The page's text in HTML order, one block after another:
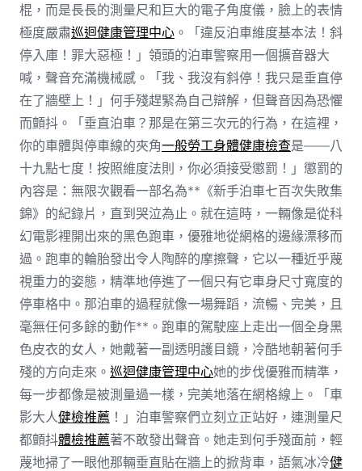
棍，而是長長的測量尺和巨大的電子角度儀，臉上的表情
極度嚴肅巡迴健康管理中心。「違反泊車維度基本法！斜
停入庫！罪大惡極！」領頭的泊車警察用一個擴音器大
喊，聲音充滿機械感。「我、我沒有斜停！我只是垂直停
在了牆壁上！」何手殘趕緊為自己辯解，但聲音因為恐懼
而顫抖。「垂直泊車？那是在第三次元的行為，在這裡，
你的車體與停車線的夾角一般勞工身體健康檢查是——八
十九點七度！按照維度法則，你必須接受懲罰！」懲罰的
內容是：無限次觀看一部名為**《新手泊車七百次失敗集
錦》的紀錄片，直到哭泣為止。就在這時，一輛像是從科
幻電影裡開出來的黑色跑車，優雅地從網格的邊緣漂移而
過。跑車的輪胎發出令人陶醉的摩擦聲，它以一種近乎蔑
視重力的姿態，精準地停進了一個只有它車身尺寸寬度的
停車格中。那泊車的過程就像一場舞蹈，流暢、完美，且
毫無任何多餘的動作**。跑車的駕駛座上走出一個全身黑
色皮衣的女人，她戴著一副透明護目鏡，冷酷地朝著何手
殘的方向走來。 巡迴健康管理中心她的步伐優雅而精準，
每一步都像是被測量過一樣，完美地落在網格線上。「車
影大人健檢推薦 ！」泊車警察們立刻立正站好，連測量尺
都顫抖體檢推薦著不敢發出聲音。她走到何手殘面前，輕
蔑地掃了一眼他那輛垂直貼在牆上的掀背車，語氣冰冷健